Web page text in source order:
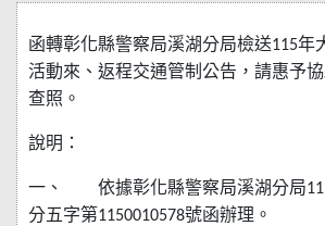
函轉彰化縣警察局溪湖分局檢送115年
活動來、返程交通管制公告，請惠予
查照。
說明：
一、 依據彰化縣警察局溪湖分局
分五字第1150010578號函辦理。